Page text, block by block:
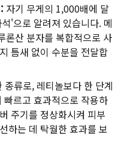
자기 무게의 1,000배에 달
'으로 알려져 있습니다. 메
론산 분자를 복합적으로 사
틈새 없이 수분을 전달합
종류로, 레티놀보다 한 단계
르고 효과적으로 작용하
주기를 정상화시켜 피부
하는 데 탁월한 효과를 보